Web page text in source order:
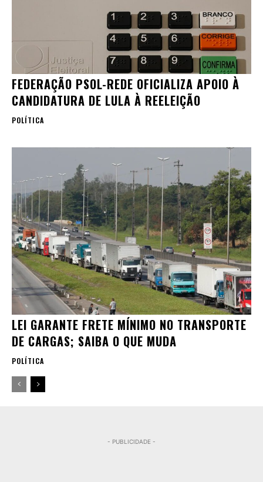
FEDERAÇÃO PSOL-REDE OFICIALIZA APOIO À
CANDIDATURA DE LULA À REELEIÇÃO
POLÍTICA
LEI GARANTE FRETE MÍNIMO NO TRANSPORTE
DE CARGAS; SAIBA O QUE MUDA
POLÍTICA
- PUBLICIDADE -